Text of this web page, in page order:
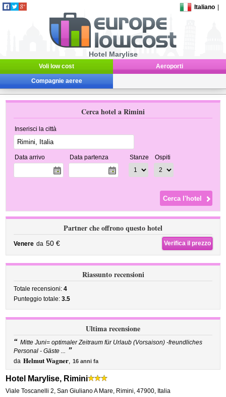
Italiano
Hotel Marylise
Voli low cost Aeroporti
Compagnie aeree
Cerca hotel a Rimini
Inserisci la città
Data arrivo Data partenza Stanze Ospiti
Partner che offrono questo hotel
Venere da 50 € Verifica il prezzo
Riassunto recensioni
Totale recensioni:4
Punteggio totale:3.5
Ultima recensione
“ Mitte Juni= optimaler Zeitraum für Urlaub (Vorsaison) -freundliches
Personal - Gäste ... ”
da Helmut Wagner, 16 anni fa
Hotel Marylise, Rimini
Viale Toscanelli 2,San Giuliano A Mare, Rimini,47900, Italia